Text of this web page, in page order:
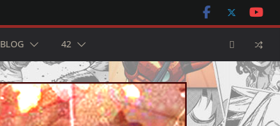
BLOG 42